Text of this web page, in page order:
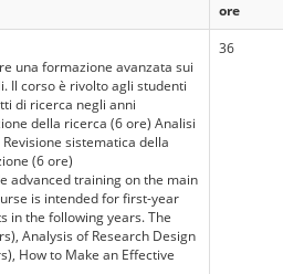
ore
una formazione avanzata sui
Il corso è rivolto agli studenti
di ricerca negli anni
della ricerca (6 ore) Analisi
sistematica della
(6 ore)
advanced training on the main
is intended for first-year
in the following years. The
Analysis of Research Design
How to Make an Effective
36